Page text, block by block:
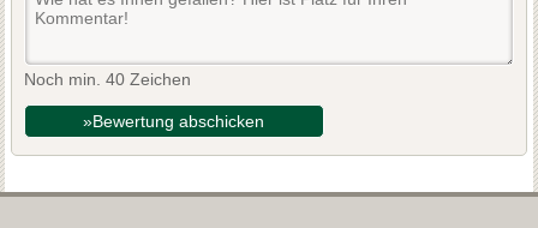
Noch min. 40 Zeichen
»Bewertung abschicken